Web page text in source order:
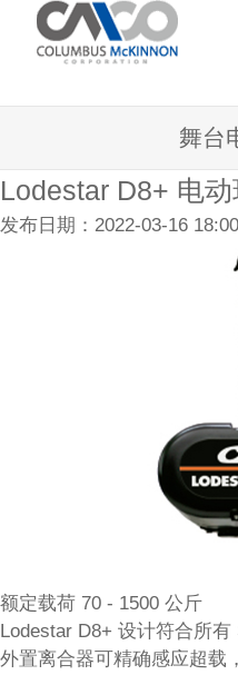
舞台
Lodestar D8+ 电
发布日期：2022-03-16
额定载荷 70 - 1500 公斤
Lodestar D8+ 设计符合所有
外置离合器可精确感应超载